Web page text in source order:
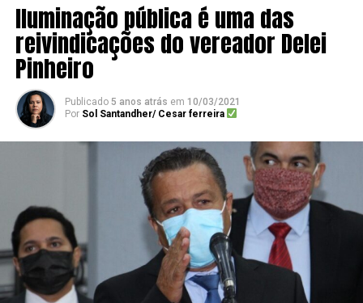
Iluminação pública é uma das
reivindicações do vereador Delei
Pinheiro
Publicado 5 anos atrás em 10/03/2021
Por Sol Santandher/ Cesar ferreira